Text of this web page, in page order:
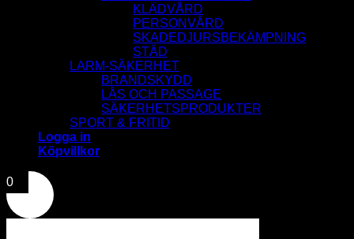
KLÄDVÅRD
PERSONVÅRD
SKADEDJURSBEKÄMPNING
STÄD
LARM-SÄKERHET
BRANDSKYDD
LÅS OCH PASSAGE
SÄKERHETSPRODUKTER
SPORT & FRITID
Logga in
Köpvillkor
0